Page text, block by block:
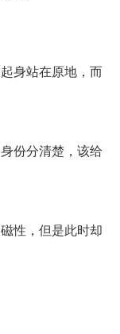
身站在原地，而
份分清楚，该给
性，但是此时却